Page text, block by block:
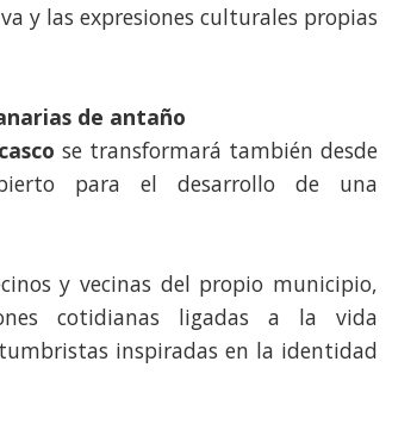
y las expresiones culturales propias
de antaño
se transformará también desde
para el desarrollo de una
y vecinas del propio municipio,
cotidianas ligadas a la vida
inspiradas en la identidad